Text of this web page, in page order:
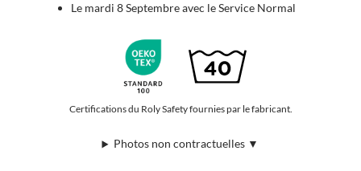
Le mardi 8 Septembre avec le Service Normal
Certifications du Roly Safety fournies par le fabricant.
Photos non contractuelles ▼